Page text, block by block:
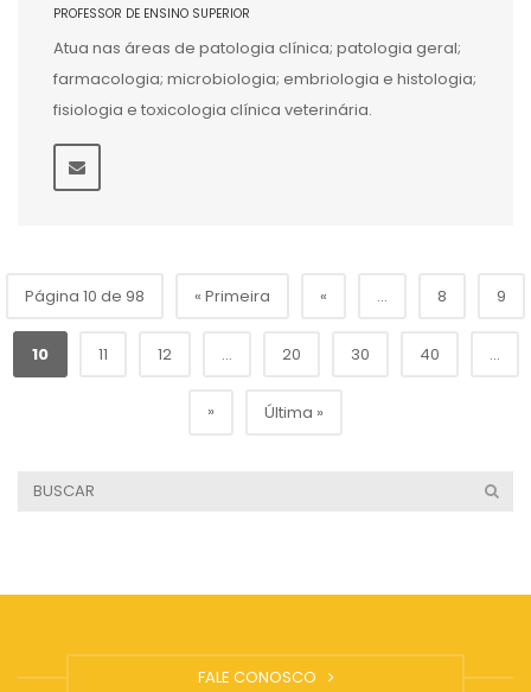
PROFESSOR DE ENSINO SUPERIOR
Atua nas áreas de patologia clínica; patologia geral;
farmacologia; microbiologia; embriologia e histologia;
fisiologia e toxicologia clínica veterinária.
Página 10 de 98 « Primeira « ... 8 9
10 11 12 ... 20 30 40 ...
» Última »
FALE CONOSCO